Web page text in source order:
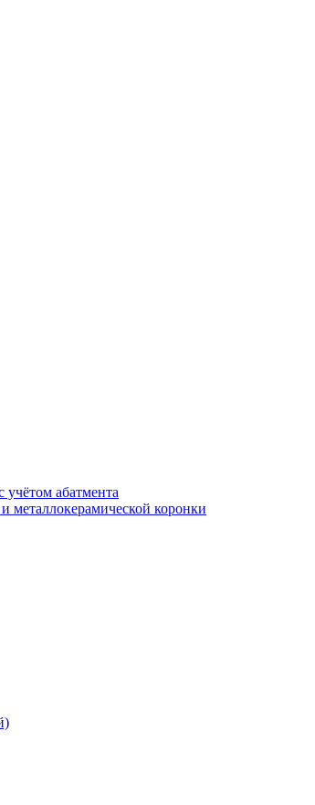
абатмента
металлокерамической коронки